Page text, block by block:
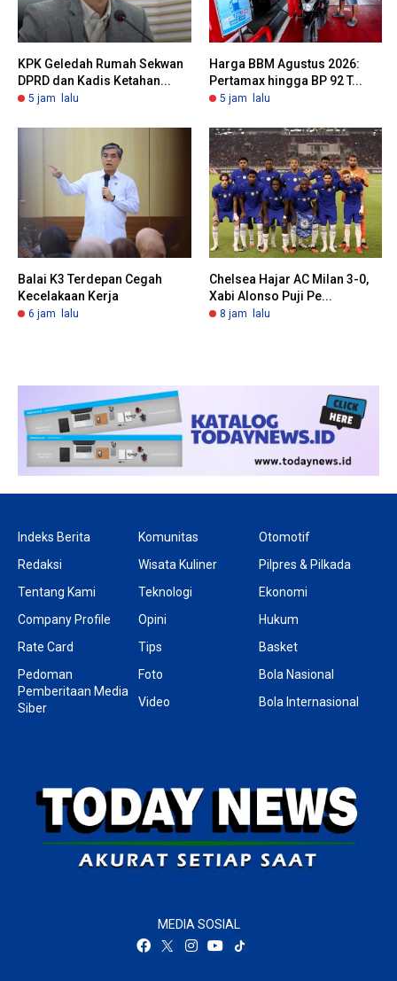
KPK Geledah Rumah Sekwan
DPRD dan Kadis Ketahan...
5 jam lalu
Harga BBM Agustus 2026:
Pertamax hingga BP 92 T...
5 jam lalu
Balai K3 Terdepan Cegah
Kecelakaan Kerja
6 jam lalu
Chelsea Hajar AC Milan 3-0,
Xabi Alonso Puji Pe...
8 jam lalu
Indeks Berita
Redaksi
Tentang Kami
Company Profile
Rate Card
Pedoman
Pemberitaan Media
Siber
Komunitas
Wisata Kuliner
Teknologi
Opini
Tips
Foto
Video
Otomotif
Pilpres & Pilkada
Ekonomi
Hukum
Basket
Bola Nasional
Bola Internasional
MEDIA SOSIAL